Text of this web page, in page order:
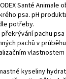
Santé
psa. pH
potřeby.
překrývání pachu
pachů v
kyseliny